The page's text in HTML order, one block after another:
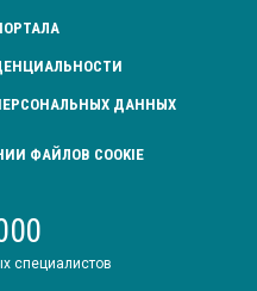
ДАННЫХ
ФАЙЛОВ COOKIE
специалистов